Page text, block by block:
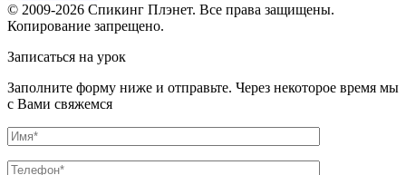
© 2009-2026 Спикинг Плэнет. Все права защищены.
Копирование запрещено.
Записаться на урок
Заполните форму ниже и отправьте. Через некоторое время мы
с Вами свяжемся